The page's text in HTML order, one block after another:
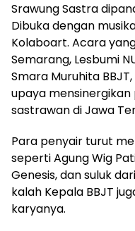
Srawung Sastra
Dibuka dengan
Kolaboart. Acara
Semarang, Lesbumi
Smara Muruhita
upaya
sastrawan di Jawa
Para penyair turut
seperti Agung Wig
Genesis, dan suluk
kalah Kepala BBJT
karyanya.